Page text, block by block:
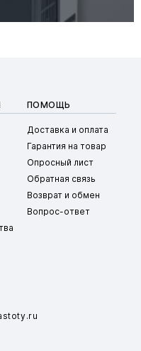
ПОМОЩЬ
Доставка и оплата
Гарантия на товар
Опросный лист
Обратная связь
Возврат и обмен
Вопрос-ответ